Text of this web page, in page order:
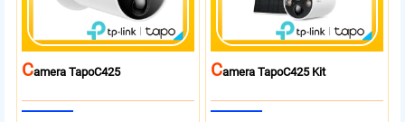
CAmera TapoC425 CAmera TapoC425 Kit